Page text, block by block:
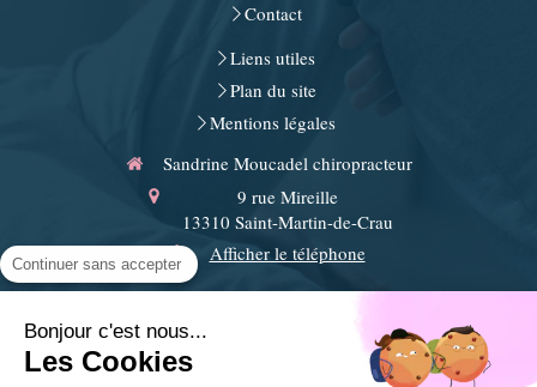
Contact
Liens utiles
Plan du site
Mentions légales
Sandrine Moucadel chiropracteur
9 rue Mireille
13310 Saint-Martin-de-Crau
Afficher le téléphone
Saint-Chamas, Grans, Tarascon, Eyragues, Salon-de-
Provence, Beaucaire, Fos-sur-Mer
Continuer sans accepter
Bonjour c'est nous...
Les Cookies